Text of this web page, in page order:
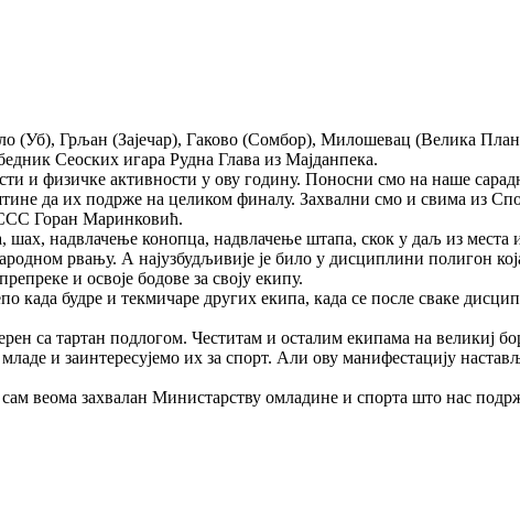
(Уб), Грљан (Зајечар), Гаково (Сомбор), Милошевац (Велика
Сеоских игара Рудна Глава из Мајданпека.
и физичке активности у ову годину. Поносни смо на наше
да их подрже на целиком финалу. Захвални смо и свима из
ССС Горан Маринковић.
надвлачење конопца, надвлачење штапа, скок у даљ из
рвању. А најузбудљивије је било у дисциплини полигон
и освоје бодове за своју екипу.
када будре и текмичаре других екипа, када се после сваке
са тартан подлогом. Честитам и осталим екипама на великиј
и заинтересујемо их за спорт. Али ову манифестацију
веома захвалан Министарству омладине и спорта што нас